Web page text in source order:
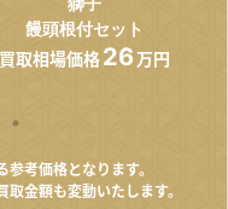
獅子
饅頭根付セット
買取相場価格 26万円
考価格となります。
金額も変動いたします。